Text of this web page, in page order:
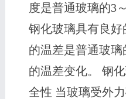
度是普通玻璃的3
钢化玻璃具有良
的温差是普通玻
的温差变化。 钢
全性 当玻璃受外